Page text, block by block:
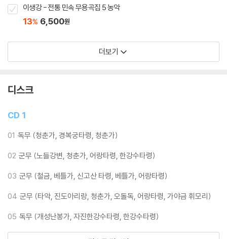
이생강 - 전통 민속 무용곡집 5 농악
13% 6,500원
더보기
디스크
CD 1
01 독무 (청춘가, 경복궁타령, 청춘가)
02 군무 (노들강변, 청춘가, 어랑타령, 한강수타령)
03 군무 (철금, 베틀가, 신고산 타령, 베틀가, 어랑타령)
04 군무 (타악, 진도아리랑, 청춘가, 오돌독, 어랑타령, 가야금 휘모리)
05 독무 (개성난봉가, 자진한강수타령, 한강수타령)